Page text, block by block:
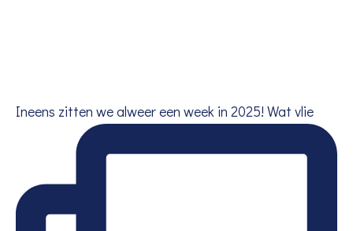
Ineens zitten we alweer een week in 2025! Wat vlie